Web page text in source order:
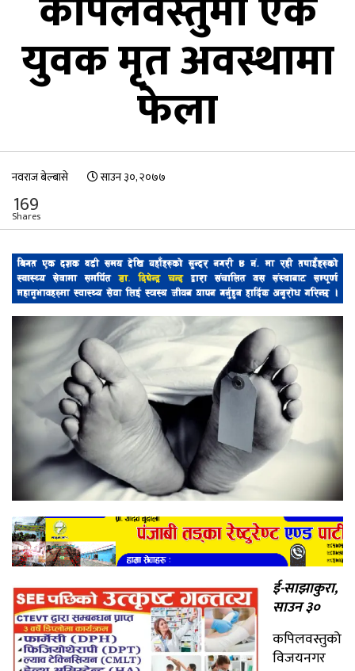
युवक मृत अवस्थामा
फेला
नवराज बेल्बासे साउन ३०, २०७७
169
Shares
ई-साझाकुरा,
साउन ३०
कपिलवस्तुको
विजयनगर